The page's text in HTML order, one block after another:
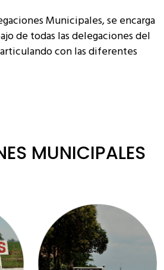
Municipales, se encarga
de todas las delegaciones del
con las diferentes
MUNICIPALES